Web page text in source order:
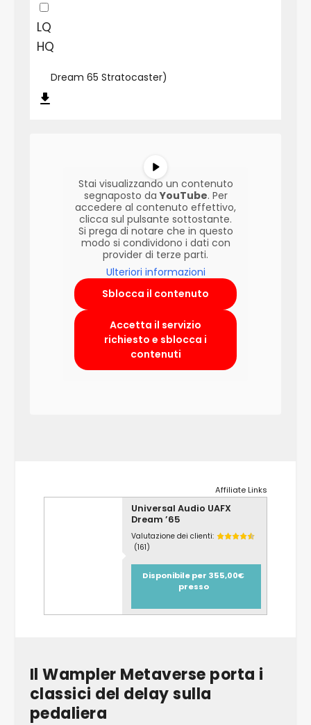
LQ
HQ
Dream 65 Stratocaster)
Stai visualizzando un contenuto
segnaposto daYouTube. Per
accedere al contenuto effettivo,
clicca sul pulsante sottostante.
Si prega di notare che in questo
modo si condividono i dati con
provider di terze parti.
Ulteriori informazioni
Sblocca il contenuto
Accetta il servizio
richiesto e sblocca i
contenuti
Affiliate Links
Universal Audio UAFX
Dream ’65
Valutazione dei clienti:
(161)
Disponibile per 355,00€
presso
Il Wampler Metaverse porta i
classici del delay sulla
pedaliera